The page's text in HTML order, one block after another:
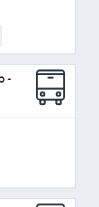
-